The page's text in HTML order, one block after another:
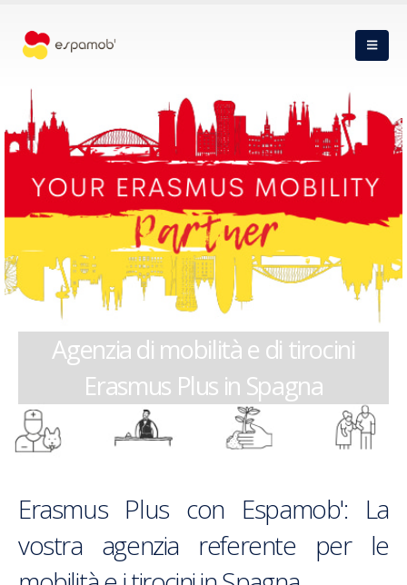
Agenzia di mobilità e di tirocini
Erasmus Plus in Spagna
Erasmus Plus con Espamob': La
vostra agenzia referente per le